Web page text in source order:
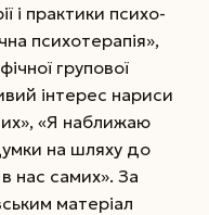
і практики психо­
психотерапія»,
групової
інтерес нариси
«Я наближаю
на шляху до
нас самих». За
мате­ріал